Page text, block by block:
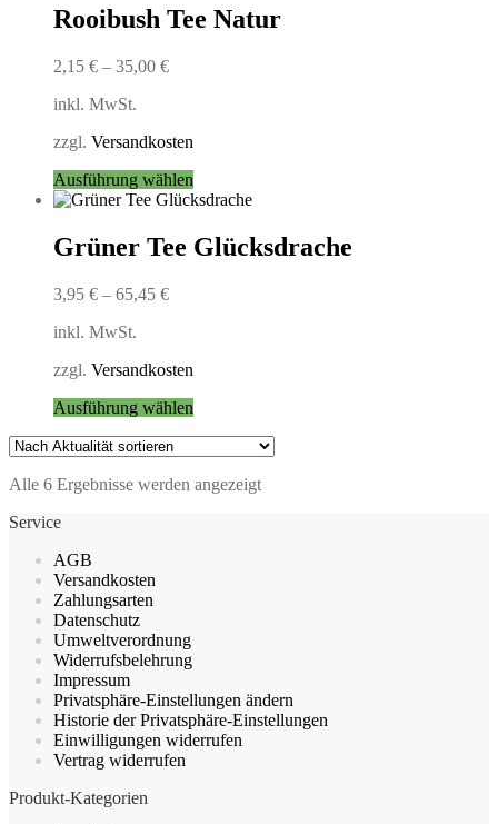
mehrere
Varianten
der
Produktseite
gewählt
werden
Rooibush Tee Natur
2,15 € – 35,00 €
inkl. MwSt.
zzgl. Versandkosten
Ausführung wählen
Produkt
mehrere
Varianten
der
Produktseite
gewählt
werden
Grüner Tee Glücksdrache
3,95 € – 65,45 €
inkl. MwSt.
zzgl. Versandkosten
Ausführung wählen
Varianten
Alle 6 Ergebnisse werden angezeigtNach
Service
AGB
Versandkosten
Zahlungsarten
Datenschutz
Umweltverordnung
Widerrufsbelehrung
Impressum
Privatsphäre-Einstellungen ändern
Historie der Privatsphäre-Einstellungen
Einwilligungen widerrufen
Vertrag widerrufen
Produkt-Kategorien